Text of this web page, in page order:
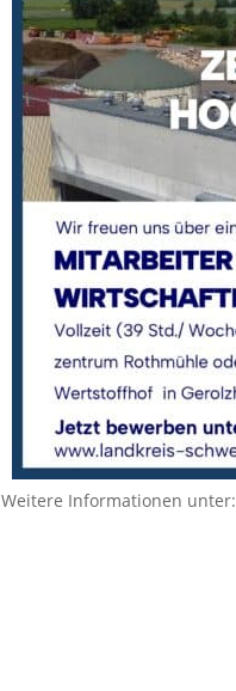
Weitere Informationen unter: